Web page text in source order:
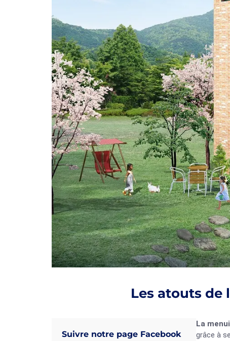
Les atouts de
Suivre notre page Facebook
La
grâce à